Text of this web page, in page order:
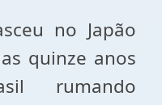
no Japão
quinze anos
rumando